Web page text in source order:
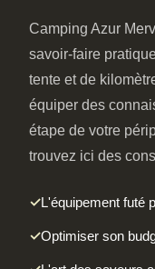
Camping Azur
savoir-faire
tente et de
équiper des
étape de votre
trouvez ici des
L'équipement futé
Optimiser son